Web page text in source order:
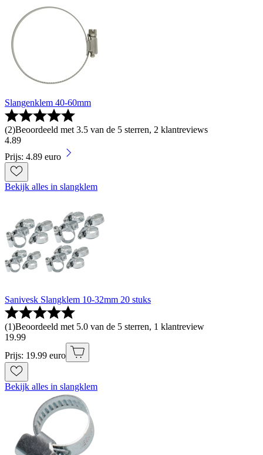
Slangenklem 40-60mm
(2)Beoordeeld met 3.5 van de 5 sterren, 2 klantreviews
4.89
Prijs: 4.89 euro
Bekijk alles in slangklem
Sanivesk Slangklem 10-32mm 20 stuks
(1)Beoordeeld met 5.0 van de 5 sterren, 1 klantreview
19.99
Prijs: 19.99 euro
Bekijk alles in slangklem